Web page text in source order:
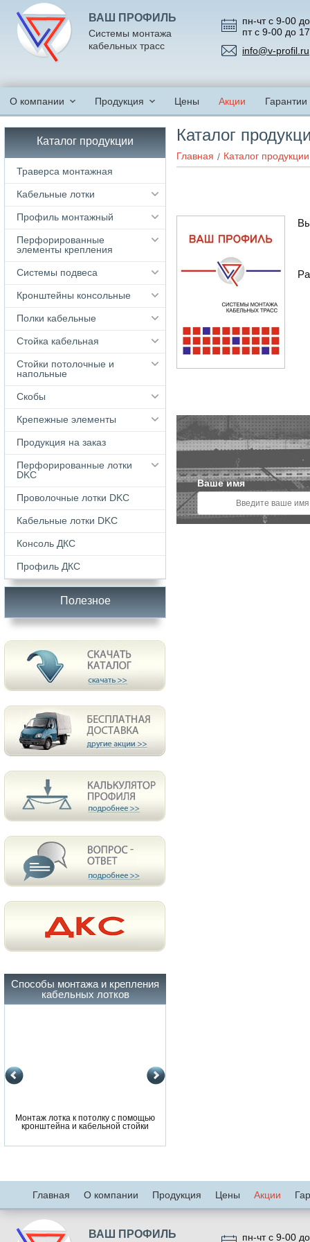
ВАШ ПРОФИЛЬ
Системы монтажа
кабельных трасс
пн-чт с 9-00
пт с 9-00 до
info@v-profil.ru
О компании Продукция Цены Акции Гарантии
Каталог
Главная Каталог
Ваше имя
Каталог продукции
Траверса монтажная
Кабельные лотки
Профиль монтажный
Перфорированные
элементы крепления
Системы подвеса
Кронштейны консольные
Полки кабельные
Стойка кабельная
Стойки потолочные и
напольные
Скобы
Крепежные элементы
Продукция на заказ
Перфорированные лотки
DKC
Проволочные лотки DKC
Кабельные лотки DKС
Консоль ДКС
Профиль ДКС
Полезное
Способы монтажа и крепления
кабельных лотков
Монтаж лотка к потолку с помощью
кронштейна и кабельной стойки
Главная О компании Продукция Цены Акции
ВАШ ПРОФИЛЬ пн-чт с 9-00